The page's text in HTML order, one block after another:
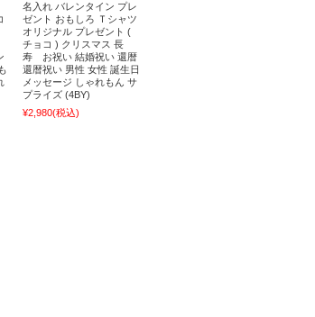
名入れ バレンタイン プレ
ゼント おもしろ Ｔシャツ
オリジナル プレゼント (
チョコ ) クリスマス 長
寿 お祝い 結婚祝い 還暦
還暦祝い 男性 女性 誕生日
メッセージ しゃれもん サ
プライズ (4BY)
¥2,980(税込)